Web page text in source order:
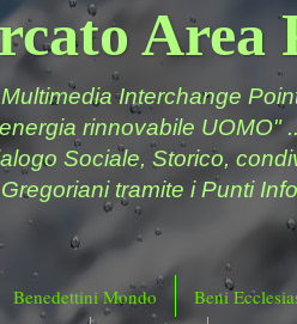
Area
Interchange
rinnovabile UOMO"
Sociale, Storico,
tramite i Punti
Benedettini Mondo
Beni